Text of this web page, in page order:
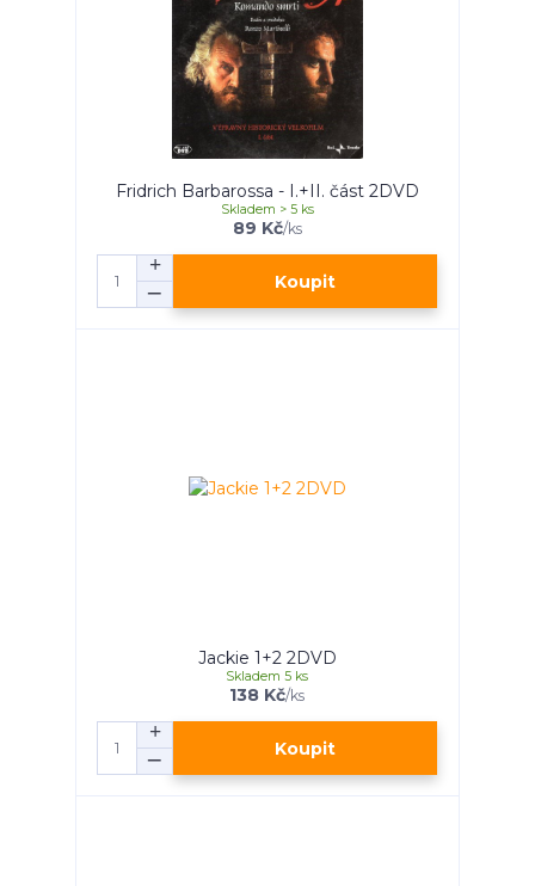
Fridrich Barbarossa - I.+II. část 2DVD
89 Kč/ks
Skladem > 5 ks
Koupit
Jackie 1+2 2DVD
138 Kč/ks
Skladem 5 ks
Koupit